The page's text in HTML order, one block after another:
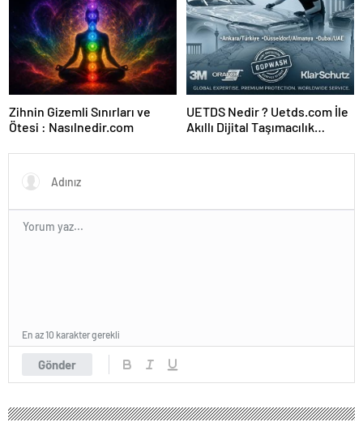
Zihnin Gizemli Sınırları ve
Ötesi : Nasılnedir.com
UETDS Nedir ? Uetds.com İle
Akıllı Dijital Taşımacılık
Gönder
En az 10 karakter gerekli